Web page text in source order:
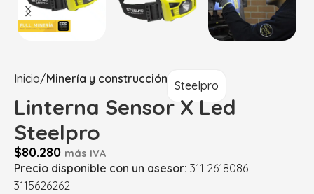
Inicio Minería y construcción Steelpro
Linterna Sensor X Led
Steelpro
$80.280 más IVA
Precio disponible con un asesor: 311 2618086 –
3115626262